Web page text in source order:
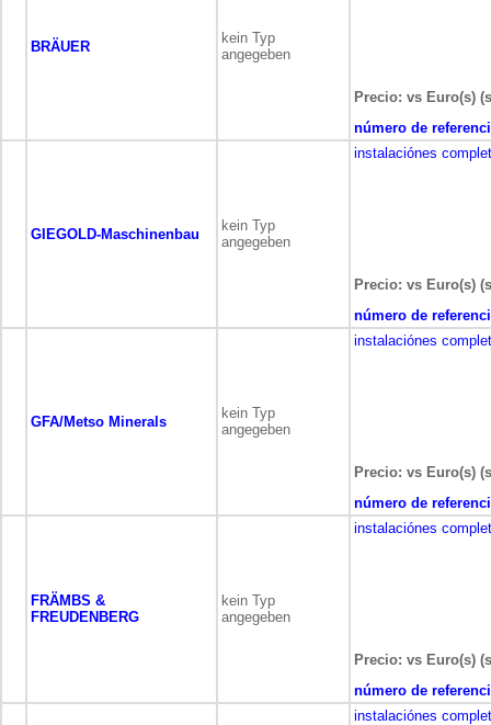
BRÄUER
kein Typ
angegeben
Precio: vs Euro(s)
número de
GIEGOLD-Maschinenbau
kein Typ
angegeben
instalaciónes
Precio: vs Euro(s)
número de
GFA/Metso Minerals
kein Typ
angegeben
instalaciónes
Precio: vs Euro(s)
número de
FRÄMBS &
FREUDENBERG
kein Typ
angegeben
instalaciónes
Precio: vs Euro(s)
número de
instalaciónes